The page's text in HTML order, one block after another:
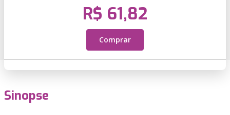
R$ 61,82
Comprar
Sinopse